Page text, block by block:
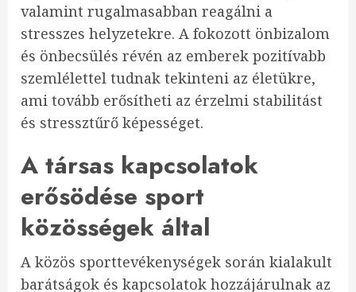
valamint rugalmasabban reagálni a
stresszes helyzetekre. A fokozott önbizalom
és önbecsülés révén az emberek pozitívabb
szemlélettel tudnak tekinteni az életükre,
ami tovább erősítheti az érzelmi stabilitást
és stressztűrő képességet.
A társas kapcsolatok
erősödése sport
közösségek által
A közös sporttevékenységek során kialakult
barátságok és kapcsolatok hozzájárulnak az